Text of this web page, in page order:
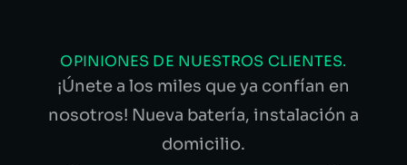
OPINIONES DE NUESTROS CLIENTES.
¡Únete a los miles que ya confían en
nosotros! Nueva batería, instalación a
domicilio.